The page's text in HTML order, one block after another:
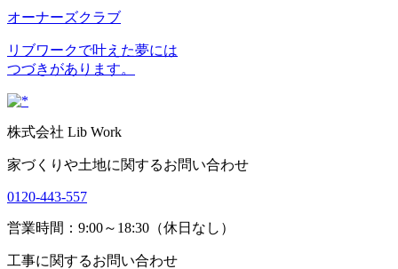
オーナーズクラブ
リブワークで叶えた夢には
つづきがあります。
株式会社 Lib Work
家づくりや土地に関するお問い合わせ
0120-443-557
営業時間：9:00～18:30（休日なし）
工事に関するお問い合わせ